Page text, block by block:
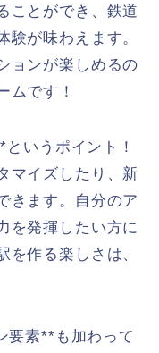
ことができ、鉄道
験が味わえます。
ョンが楽しめるの
ムです！
いうポイント！
マイズしたり、新
きます。自分のア
を発揮したい方に
を作る楽しさは、
要素**も加わって